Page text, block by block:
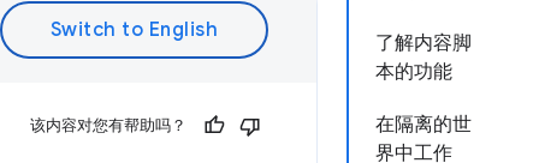
了解内容脚
本的功能
在隔离的世
界中工作
该内容对您有帮助吗？